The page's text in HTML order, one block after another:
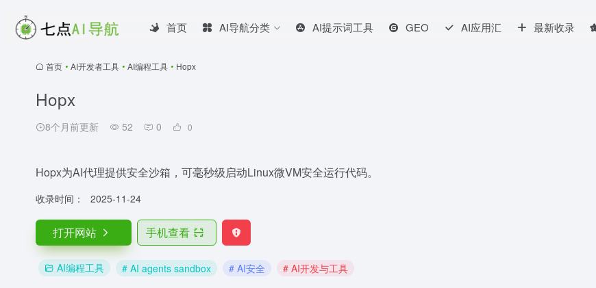
首页 AI导航分类 AI提示词工具 GEO AI应用汇 最新收录
首页 • AI开发者工具 • AI编程工具 • Hopx
Hopx
8个月前更新 52 0 0
Hopx为AI代理提供安全沙箱，可毫秒级启动Linux微VM安全运行代码。
收录时间： 2025-11-24
打开网站 手机查看
AI编程工具 # AI agents sandbox # AI安全 # AI开发与工具